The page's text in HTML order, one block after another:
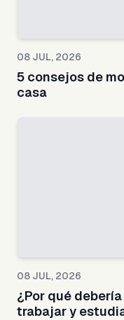
08 JUL, 2026
5 consejos de
casa
08 JUL, 2026
¿Por qué
trabajar y